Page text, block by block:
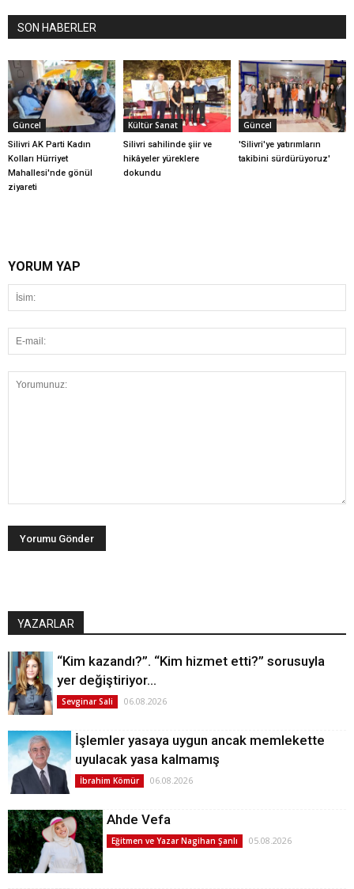
SON HABERLER
Güncel
Silivri AK Parti Kadın
Kolları Hürriyet
Mahallesi'nde gönül
ziyareti
Kültür Sanat
Silivri sahilinde şiir ve
hikâyeler yüreklere
dokundu
Güncel
'Silivri'ye yatırımların
takibini sürdürüyoruz'
YORUM YAP
YAZARLAR
“Kim kazandı?”. “Kim hizmet etti?” sorusuyla
yer değiştiriyor…
Sevginar Sali 06.08.2026
İşlemler yasaya uygun ancak memlekette
uyulacak yasa kalmamış
İbrahim Kömür 06.08.2026
Ahde Vefa
Eğitmen ve Yazar Nagihan Şanlı 05.08.2026